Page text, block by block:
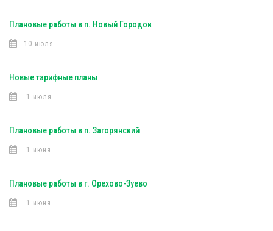
Плановые работы в п. Новый Городок
10 июля
Новые тарифные планы
1 июля
Плановые работы в п. Загорянский
1 июня
Плановые работы в г. Орехово-Зуево
1 июня